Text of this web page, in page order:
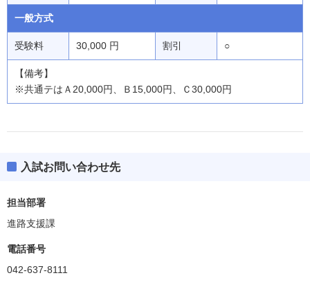
一般方式
受験料 30,000 円 割引 ○
【備考】
※共通テはＡ20,000円、Ｂ15,000円、Ｃ30,000円
入試お問い合わせ先
担当部署
進路支援課
電話番号
042-637-8111